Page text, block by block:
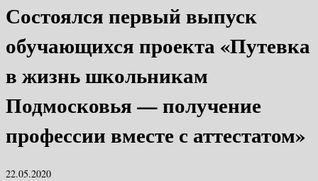
Состоялся первый выпуск
обучающихся проекта «Путевка
в жизнь школьникам
Подмосковья — получение
профессии вместе с аттестатом»
22.05.2020